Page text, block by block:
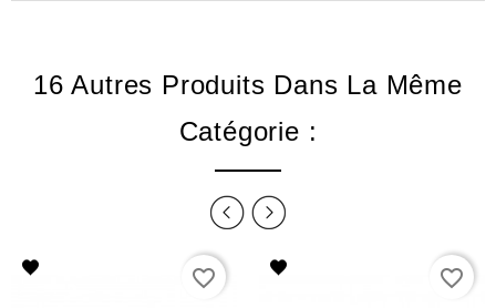
16 Autres Produits Dans La Même
Catégorie :
favorite_border favorite_border